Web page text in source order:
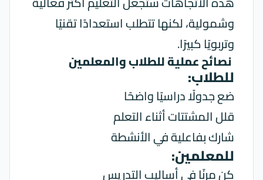
وشمولية، لكنها تتطلب استعدادًا تقنيًا
وتربويًا كبيرًا.
نصائح عملية للطلاب والمعلمين
للطلاب:
ضع جدولًا دراسيًا واضحًا
قلل المشتتات أثناء التعلم
شارك بفاعلية في الأنشطة
للمعلمين:
كن مرنًا في أساليب التدريس